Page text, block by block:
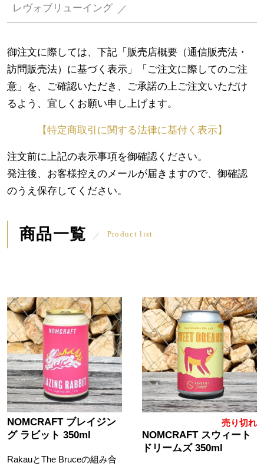
レヴォブリューイング
御注文に際しては、下記「販売店概要（通信販売法・
訪問販売法）に基づく表示」「ご注文に際してのご注
意」を、ご確認いただき、ご承諾の上ご注文いただけ
るよう、宜しくお願い申し上げます。
【特定商取引に関する法律に基付く表示】
注文前に上記の表示事項を御確認ください。
発注後、お客様控えのメールが届きますので、御確認
のうえ保存してください。
商品一覧 Product list
NOMCRAFT ブレイジン
グ ラビット 350ml
RakauとThe Bruceの組み合
売り切れ
NOMCRAFT スウィート
ドリームズ 350ml